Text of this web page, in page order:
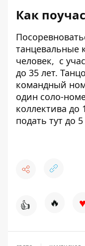
Как
танцевальные
человек, с
до 35 лет.
командный
один соло-
коллектива
подать тут до 5
👍 🔥 ♥